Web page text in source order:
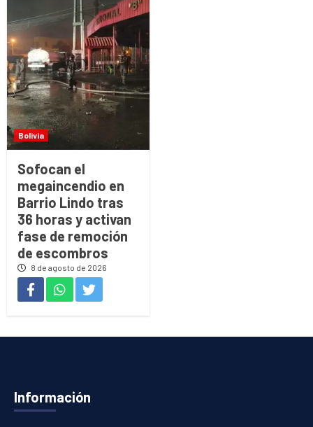
Bolivia
Sofocan el
megaincendio en
Barrio Lindo tras
36 horas y activan
fase de remoción
de escombros
8 de agosto de 2026
Información